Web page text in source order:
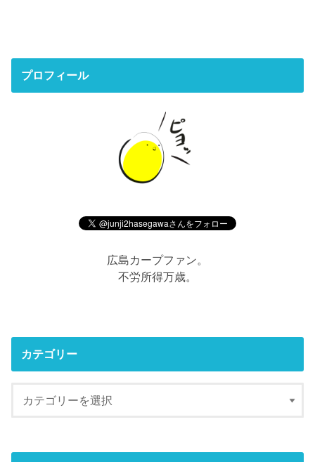
プロフィール
広島カープファン。
不労所得万歳。
カテゴリー